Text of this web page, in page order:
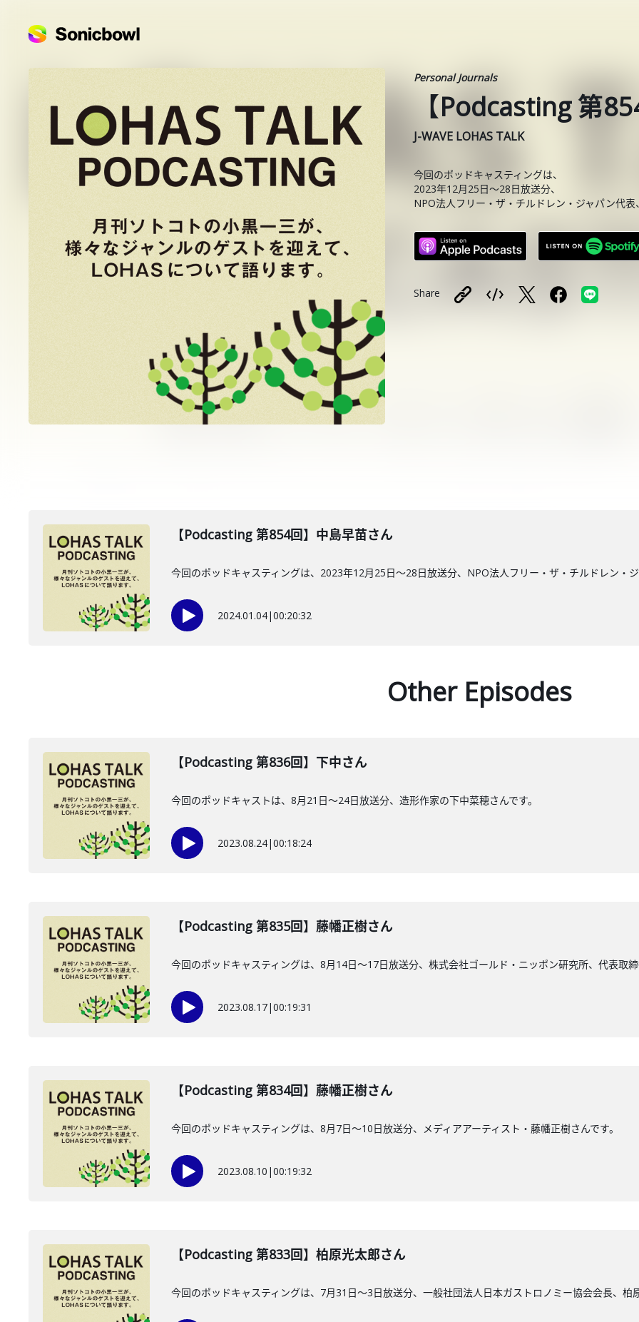
Personal Journals
【Podcasting 第
J-WAVE LOHAS TALK
今回のポッドキャスティングは、
2023年12月25日〜28日放送分、
NPO法人フリー・ザ・チルドレン・ジャパン代
Share
【Podcasting 第854回】中島早苗さん
今回のポッドキャスティングは、2023年12月25日〜28日放送分、NPO法人フリー・ザ・チルドレン・
2024.01.04|00:20:32
Other Episodes
【Podcasting 第836回】下中さん
今回のポッドキャストは、8月21日〜24日放送分、造形作家の下中菜穂さんです。
2023.08.24|00:18:24
【Podcasting 第835回】藤幡正樹さん
今回のポッドキャスティングは、8月14日〜17日放送分、株式会社ゴールド・ニッポン研究所、代表取
2023.08.17|00:19:31
【Podcasting 第834回】藤幡正樹さん
今回のポッドキャスティングは、8月7日〜10日放送分、メディアアーティスト・藤幡正樹さんです。
2023.08.10 |00:19:32
【Podcasting 第833回】柏原光太郎さん
今回のポッドキャスティングは、7月31日〜3日放送分、一般社団法人日本ガストロノミー協会会長、柏